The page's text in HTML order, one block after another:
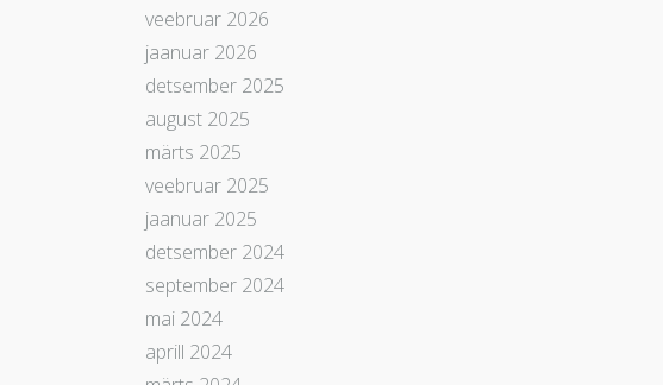
veebruar 2026
jaanuar 2026
detsember 2025
august 2025
märts 2025
veebruar 2025
jaanuar 2025
detsember 2024
september 2024
mai 2024
aprill 2024